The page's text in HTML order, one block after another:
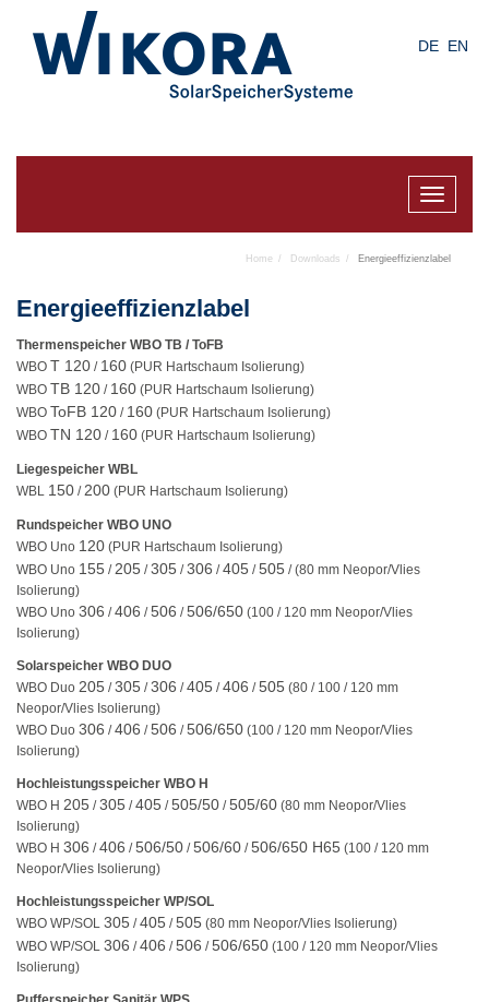
DE EN
Toggle
Home Downloads Energieeffizienzlabel
Energieeffizienzlabel
Thermenspeicher WBO TB / ToFB
WBO T 120 / 160 (PUR Hartschaum Isolierung)
WBO TB 120 / 160 (PUR Hartschaum Isolierung)
WBO ToFB 120 / 160 (PUR Hartschaum Isolierung)
WBO TN 120 / 160 (PUR Hartschaum Isolierung)
Liegespeicher WBL
WBL 150 / 200 (PUR Hartschaum Isolierung)
Rundspeicher WBO UNO
WBO Uno 120 (PUR Hartschaum Isolierung)
WBO Uno 155 / 205 /305 /306 /405 /505 / (80 mm Neopor/Vlies
Isolierung)
WBO Uno 306 /406 /506 /506/650 (100 / 120 mm Neopor/Vlies
Isolierung)
Solarspeicher WBO DUO
WBO Duo 205 /305 /306 /405 /406 /505 (80 / 100 / 120 mm
Neopor/Vlies Isolierung)
WBO Duo 306 /406 /506 /506/650 (100 / 120 mm Neopor/Vlies
Isolierung)
Hochleistungsspeicher WBO H
WBO H 205 /305 /405 /505/50 /505/60 (80 mm Neopor/Vlies
Isolierung)
WBO H 306 /406 /506/50 /506/60 /506/650 H65 (100 / 120 mm
Neopor/Vlies Isolierung)
Hochleistungsspeicher WP/SOL
WBO WP/SOL 305 /405 /505 (80 mm Neopor/Vlies Isolierung)
WBO WP/SOL 306 /406 /506 /506/650 (100 / 120 mm Neopor/Vlies
Isolierung)